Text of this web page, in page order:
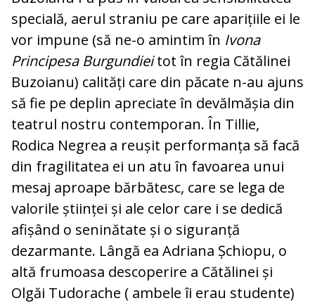
specială, aerul straniu pe care aparițiile ei le
vor impune (să ne-o amintim în Ivona
Principesa Burgundieitot în regia Cătălinei
Buzoianu) calități care din păcate n-au ajuns
să fie pe deplin apreciate în devălmășia din
teatrul nostru contemporan. În Tillie,
Rodica Negrea a reușit performanța să facă
din fragilitatea ei un atu în favoarea unui
mesaj aproape bărbătesc, care se lega de
valorile științei și ale celor care i se dedică
afișând o seninătate și o siguranță
dezarmante. Lângă ea Adriana Șchiopu, o
altă frumoasa descoperire a Cătălinei și
Olgăi Tudorache ( ambele îi erau studente)